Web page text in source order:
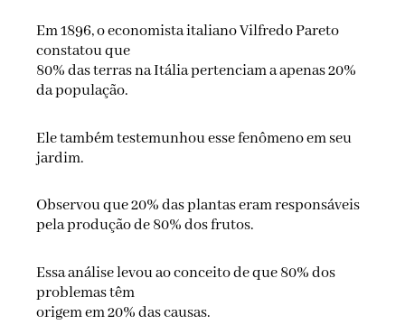
Em 1896, o economista italiano Vilfredo Pareto
constatou que
80% das terras na Itália pertenciam a apenas 20%
da população.
Ele também testemunhou esse fenômeno em seu
jardim.
Observou que 20% das plantas eram responsáveis
pela produção de 80% dos frutos.
Essa análise levou ao conceito de que 80% dos
problemas têm
origem em 20% das causas.